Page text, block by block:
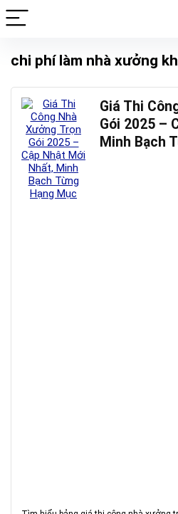
chi phí làm nhà xưởng
Giá Thi
Gói 2025 –
Minh Bạch